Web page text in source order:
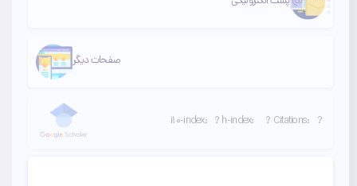
صفحات دیگر
:Citations ?
:h-index ?
:i10-index ?